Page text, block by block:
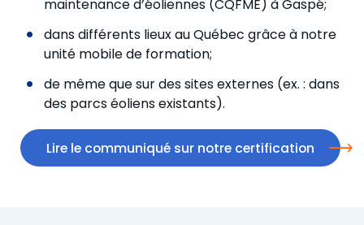
maintenance d’éoliennes (CQFME) à Gaspé;
dans différents lieux au Québec grâce à notre
unité mobile de formation;
de même que sur des sites externes (ex. : dans
des parcs éoliens existants).
Lire le communiqué sur notre certification